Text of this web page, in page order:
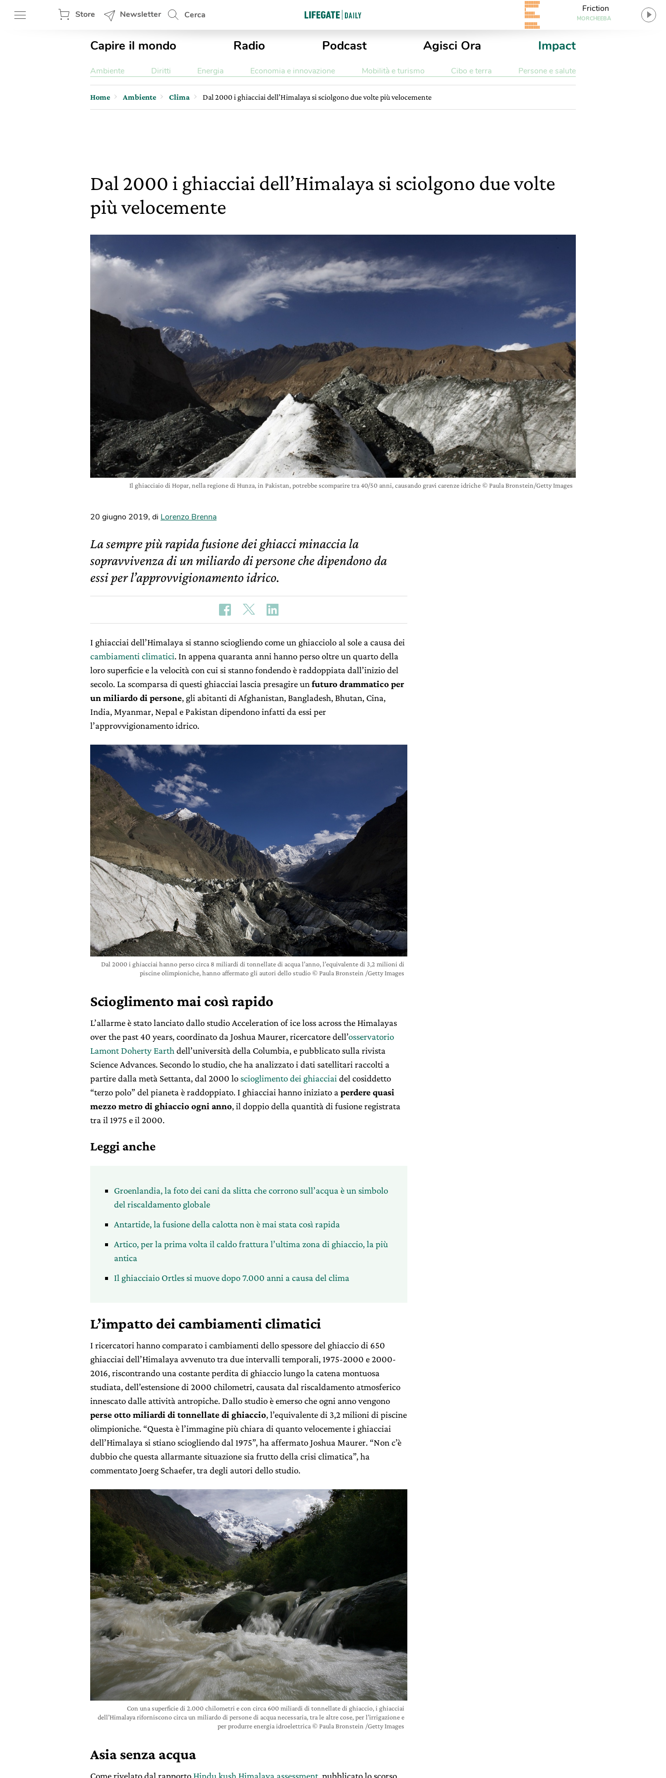
Store Newsletter Cerca
Friction
MORCHEEBA
Capire il mondo Radio Podcast Agisci Ora Impact
Ambiente Diritti Energia Economia e innovazione Mobilità e turismo Cibo e terra Persone e salute
Home Ambiente Clima Dal 2000 i ghiacciai dell’Himalaya si sciolgono due volte più velocemente
Dal 2000 i ghiacciai dell’Himalaya si sciolgono due volte
più velocemente
Il ghiacciaio di Hopar, nella regione di Hunza, in Pakistan, potrebbe scomparire tra 40/50 anni, causando gravi carenze idriche © Paula Bronstein/Getty Images
20 giugno 2019, di Lorenzo Brenna
La sempre più rapida fusione dei ghiacci minaccia la
sopravvivenza di un miliardo di persone che dipendono da
essi per l’approvvigionamento idrico.
I ghiacciai dell’Himalaya si stanno sciogliendo come un ghiacciolo al sole a causa dei
cambiamenti climatici. In appena quaranta anni hanno perso oltre un quarto della
loro superficie e la velocità con cui si stanno fondendo è raddoppiata dall’inizio del
secolo. La scomparsa di questi ghiacciai lascia presagire un futuro drammatico per
un miliardo di persone, gli abitanti di Afghanistan, Bangladesh, Bhutan, Cina,
India, Myanmar, Nepal e Pakistan dipendono infatti da essi per
l’approvvigionamento idrico.
Dal 2000 i ghiacciai hanno perso circa 8 miliardi di tonnellate di acqua l’anno, l’equivalente di 3,2 milioni di
piscine olimpioniche, hanno affermato gli autori dello studio © Paula Bronstein /Getty Images
Scioglimento mai così rapido
L’allarme è stato lanciato dallo studio Acceleration of ice loss across the Himalayas
over the past 40 years, coordinato da Joshua Maurer, ricercatore dell’osservatorio
Lamont Doherty Earth dell’università della Columbia, e pubblicato sulla rivista
Science Advances. Secondo lo studio, che ha analizzato i dati satellitari raccolti a
partire dalla metà Settanta, dal 2000 lo scioglimento dei ghiacciai del cosiddetto
“terzo polo” del pianeta è raddoppiato. I ghiacciai hanno iniziato a perdere quasi
mezzo metro di ghiaccio ogni anno, il doppio della quantità di fusione registrata
tra il 1975 e il 2000.
Leggi anche
Groenlandia, la foto dei cani da slitta che corrono sull’acqua è un simbolo
del riscaldamento globale
Antartide, la fusione della calotta non è mai stata così rapida
Artico, per la prima volta il caldo frattura l’ultima zona di ghiaccio, la più
antica
Il ghiacciaio Ortles si muove dopo 7.000 anni a causa del clima
L’impatto dei cambiamenti climatici
I ricercatori hanno comparato i cambiamenti dello spessore del ghiaccio di 650
ghiacciai dell’Himalaya avvenuto tra due intervalli temporali, 1975-2000 e 2000-
2016, riscontrando una costante perdita di ghiaccio lungo la catena montuosa
studiata, dell’estensione di 2000 chilometri, causata dal riscaldamento atmosferico
innescato dalle attività antropiche. Dallo studio è emerso che ogni anno vengono
perse otto miliardi di tonnellate di ghiaccio, l’equivalente di 3,2 milioni di piscine
olimpioniche. “Questa è l’immagine più chiara di quanto velocemente i ghiacciai
dell’Himalaya si stiano sciogliendo dal 1975”, ha affermato Joshua Maurer. “Non c’è
dubbio che questa allarmante situazione sia frutto della crisi climatica”, ha
commentato Joerg Schaefer, tra degli autori dello studio.
Con una superficie di 2.000 chilometri e con circa 600 miliardi di tonnellate di ghiaccio, i ghiacciai
dell’Himalaya riforniscono circa un miliardo di persone di acqua necessaria, tra le altre cose, per l’irrigazione e
per produrre energia idroelettrica © Paula Bronstein /Getty Images
Asia senza acqua